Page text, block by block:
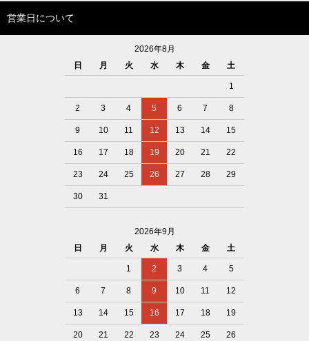
営業日について
2026年8月
日
月 火 水 木 金 土
1
2 3 4 5 6 7 8
9 10 11 12 13 14 15
16 17 18 19 20 21 22
23 24 25 26 27 28 29
30 31
2026年9月
日
月 火 水 木 金 土
1 2 3 4 5
6 7 8 9 10 11 12
13 14 15 16 17 18 19
20 21 22 23 24 25 26